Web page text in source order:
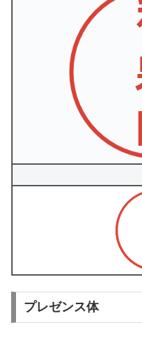
プレゼンス体